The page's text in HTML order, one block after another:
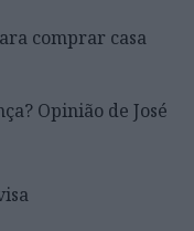
comprar casa
Opinião de José